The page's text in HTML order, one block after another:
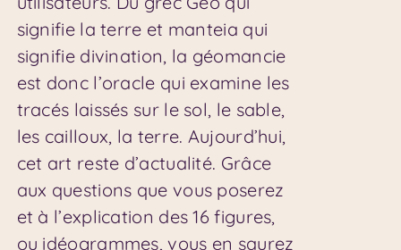
signifie la terre et manteia qui
signifie divination, la géomancie
est donc l’oracle qui examine les
tracés laissés sur le sol, le sable,
les cailloux, la terre. Aujourd’hui,
cet art reste d’actualité. Grâce
aux questions que vous poserez
et à l’explication des 16 figures,
ou idéogrammes, vous en saurez